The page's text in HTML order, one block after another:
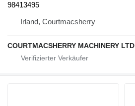
98413495
Irland, Courtmacsherry
COURTMACSHERRY MACHINERY LTD